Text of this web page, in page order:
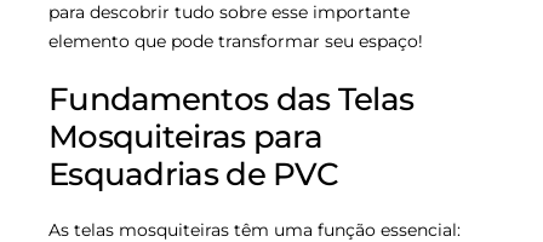
para descobrir tudo sobre esse importante
elemento que pode transformar seu espaço!
Fundamentos das Telas
Mosquiteiras para
Esquadrias de PVC
As telas mosquiteiras têm uma função essencial: